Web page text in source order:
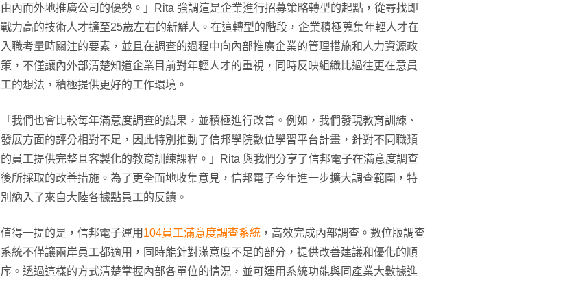
由內而外地推廣公司的優勢。」Rita 強調這是企業進行招募策略轉型的起點，從尋找即
戰力高的技術人才擴至25歲左右的新鮮人。在這轉型的階段，企業積極蒐集年輕人才在
入職考量時關注的要素，並且在調查的過程中向內部推廣企業的管理措施和人力資源政
策，不僅讓內外部清楚知道企業目前對年輕人才的重視，同時反映組織比過往更在意員
工的想法，積極提供更好的工作環境。
「我們也會比較每年滿意度調查的結果，並積極進行改善。例如，我們發現教育訓練、
發展方面的評分相對不足，因此特別推動了信邦學院數位學習平台計畫，針對不同職類
的員工提供完整且客製化的教育訓練課程。」Rita 與我們分享了信邦電子在滿意度調查
後所採取的改善措施。為了更全面地收集意見，信邦電子今年進一步擴大調查範圍，特
別納入了來自大陸各據點員工的反饋。
值得一提的是，信邦電子運用 104員工滿意度調查系統 ，高效完成內部調查。數位版調查
系統不僅讓兩岸員工都適用，同時能針對滿意度不足的部分，提供改善建議和優化的順
序。透過這樣的方式清楚掌握內部各單位的情況，並可運用系統功能與同產業大數據進